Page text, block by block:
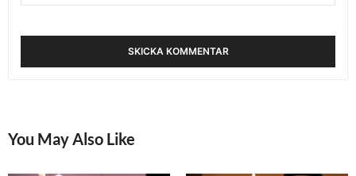
You May Also Like